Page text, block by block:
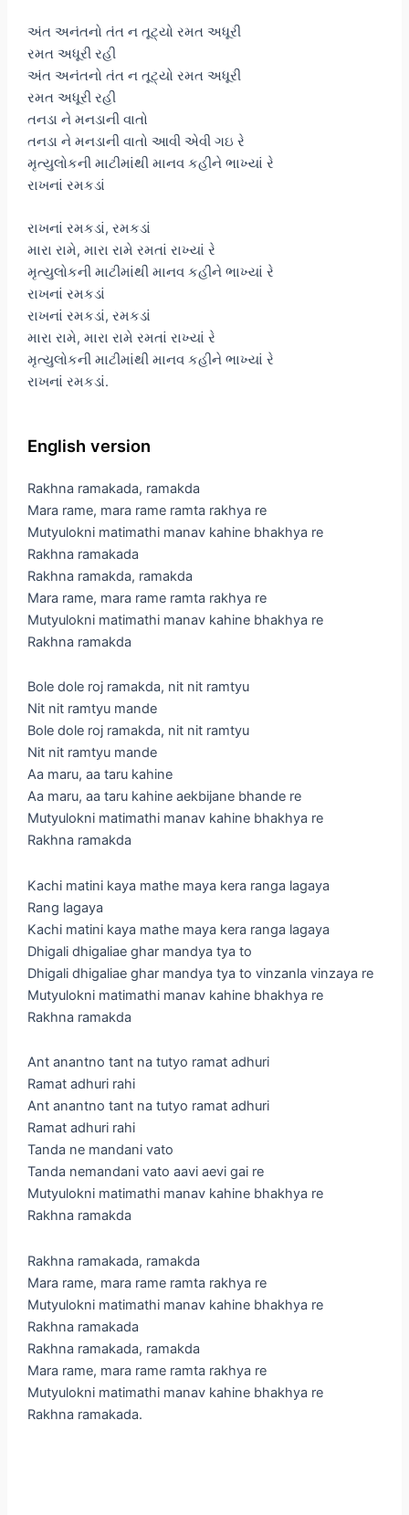
અંત અનંતનો તંત ન તૂટ્યો રમત અધૂરી
રમત અધૂરી રહી
અંત અનંતનો તંત ન તૂટ્યો રમત અધૂરી
રમત અધૂરી રહી
તનડા ને મનડાની વાતો
તનડા ને મનડાની વાતો આવી એવી ગઇ રે
મૃત્યુલોકની માટીમાંથી માનવ કહીને ભાખ્યાં રે
રાખનાં રમકડાં
રાખનાં રમકડાં, રમકડાં
મારા રામે, મારા રામે રમતાં રાખ્યાં રે
મૃત્યુલોકની માટીમાંથી માનવ કહીને ભાખ્યાં રે
રાખનાં રમકડાં
રાખનાં રમકડાં, રમકડાં
મારા રામે, મારા રામે રમતાં રાખ્યાં રે
મૃત્યુલોકની માટીમાંથી માનવ કહીને ભાખ્યાં રે
રાખનાં રમકડાં.
English version
Rakhna ramakada, ramakda
Mara rame, mara rame ramta rakhya re
Mutyulokni matimathi manav kahine bhakhya re
Rakhna ramakada
Rakhna ramakda, ramakda
Mara rame, mara rame ramta rakhya re
Mutyulokni matimathi manav kahine bhakhya re
Rakhna ramakda
Bole dole roj ramakda, nit nit ramtyu
Nit nit ramtyu mande
Bole dole roj ramakda, nit nit ramtyu
Nit nit ramtyu mande
Aa maru, aa taru kahine
Aa maru, aa taru kahine aekbijane bhande re
Mutyulokni matimathi manav kahine bhakhya re
Rakhna ramakda
Kachi matini kaya mathe maya kera ranga lagaya
Rang lagaya
Kachi matini kaya mathe maya kera ranga lagaya
Dhigali dhigaliae ghar mandya tya to
Dhigali dhigaliae ghar mandya tya to vinzanla vinzaya re
Mutyulokni matimathi manav kahine bhakhya re
Rakhna ramakda
Ant anantno tant na tutyo ramat adhuri
Ramat adhuri rahi
Ant anantno tant na tutyo ramat adhuri
Ramat adhuri rahi
Tanda ne mandani vato
Tanda nemandani vato aavi aevi gai re
Mutyulokni matimathi manav kahine bhakhya re
Rakhna ramakda
Rakhna ramakada, ramakda
Mara rame, mara rame ramta rakhya re
Mutyulokni matimathi manav kahine bhakhya re
Rakhna ramakada
Rakhna ramakada, ramakda
Mara rame, mara rame ramta rakhya re
Mutyulokni matimathi manav kahine bhakhya re
Rakhna ramakada.